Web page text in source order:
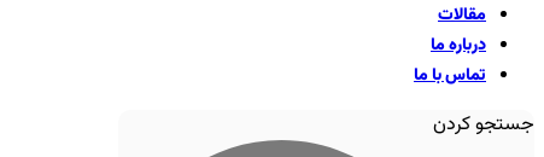
مقالات
درباره ما
تماس با ما
جستجو کردن